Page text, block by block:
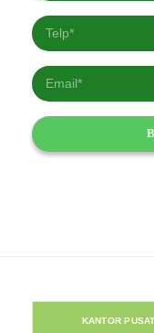
KANTOR PUSAT